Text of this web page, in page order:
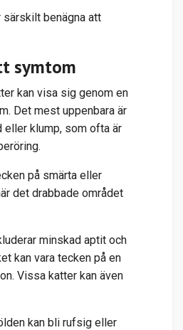
benägna att
symtom
kan visa sig genom en
Det mest uppenbara är
eller klump, som ofta är
på smärta eller
det drabbade området
minskad aptit och
kan vara tecken på en
Vissa katter kan även
kan bli rufsig eller